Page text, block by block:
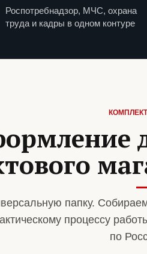
Роспотребнадзор, МЧС, охрана
труда и кадры в одном контуре
папку.
процессу
по